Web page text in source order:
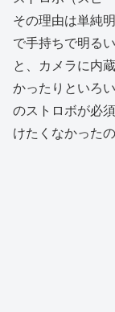
その理由は単純
で手持ちで明る
と、カメラに内
かったりといろ
のストロボが必
けたくなかった